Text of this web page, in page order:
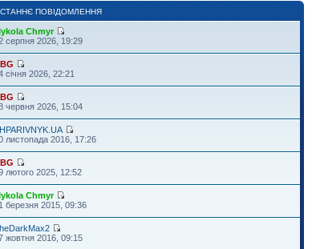
ПОВІДОМЛЕННЯ
Chmyr
серпня 2026, 19:29
січня 2026, 22:21
червня 2026, 15:04
листопада 2016, 17:26
лютого 2025, 12:52
Chmyr
березня 2015, 09:36
жовтня 2016, 09:15